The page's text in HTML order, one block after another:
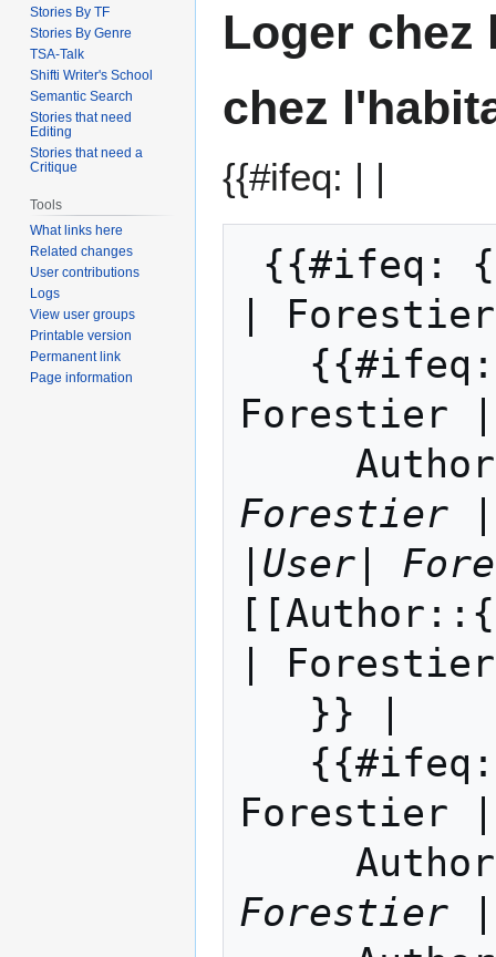
Loger chez
chez
{{#ifeq: | |
|
Forestier
|User|
|
Forestier
Forestier
Stories By TF
Stories By Genre
TSA-Talk
Shifti Writer's School
Semantic Search
Stories that need
Editing
Stories that need a
Critique
Tools
What links here
Related changes
User contributions
Logs
View user groups
Printable version
Permanent link
Page information